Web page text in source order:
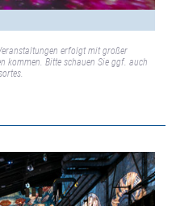
erfolgt mit großer
kommen. Bitte schauen Sie ggf. auch